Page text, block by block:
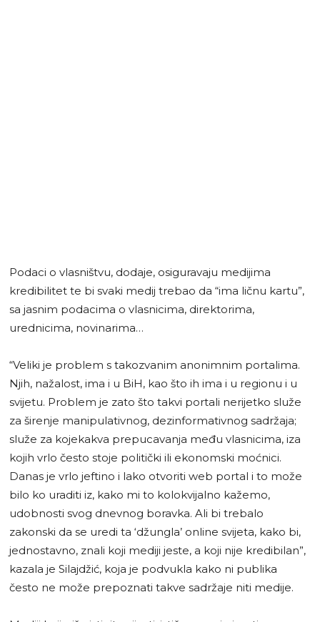
Podaci o vlasništvu, dodaje, osiguravaju medijima
kredibilitet te bi svaki medij trebao da “ima ličnu kartu”,
sa jasnim podacima o vlasnicima, direktorima,
urednicima, novinarima…
“Veliki je problem s takozvanim anonimnim portalima.
Njih, nažalost, ima i u BiH, kao što ih ima i u regionu i u
svijetu. Problem je zato što takvi portali nerijetko služe
za širenje manipulativnog, dezinformativnog sadržaja;
služe za kojekakva prepucavanja među vlasnicima, iza
kojih vrlo često stoje politički ili ekonomski moćnici.
Danas je vrlo jeftino i lako otvoriti web portal i to može
bilo ko uraditi iz, kako mi to kolokvijalno kažemo,
udobnosti svog dnevnog boravka. Ali bi trebalo
zakonski da se uredi ta ‘džungla’ online svijeta, kako bi,
jednostavno, znali koji mediji jeste, a koji nije kredibilan”,
kazala je Silajdžić, koja je podvukla kako ni publika
često ne može prepoznati takve sadržaje niti medije.